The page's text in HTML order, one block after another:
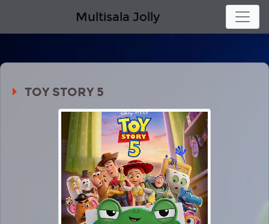
Multisala Jolly
TOY STORY 5